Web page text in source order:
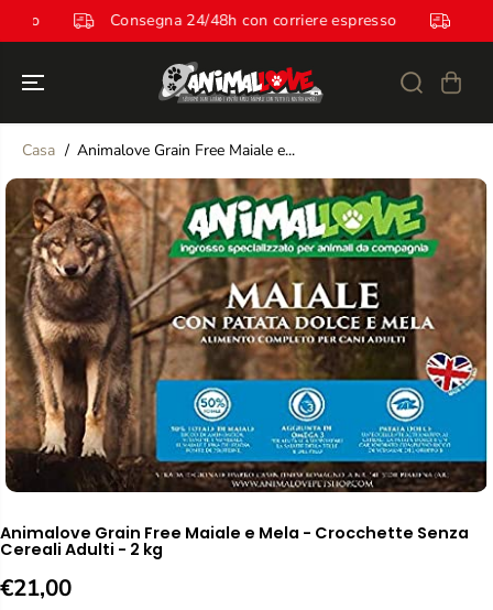
SALTA AL
CONTENUTO Consegna 24/48h con corriere espresso
Casa
Animalove Grain Free Maiale e...
SALTA LE
INFORMAZION
I SUL
PRODOTTO
Animalove Grain Free Maiale e Mela - Crocchette Senza
Cereali Adulti - 2 kg
P
€21,00